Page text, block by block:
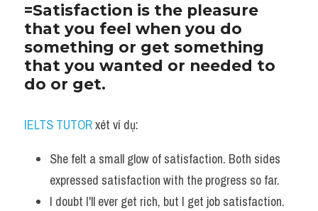
Từ vựng theo tiền tố
Task 1
Ngân hàng đề thi máy
Advice
=Satisfaction is the pleasure
that you feel when you do
something or get something
that you wanted or needed to
do or get.
IELTS TUTOR xét ví dụ:
She felt a small glow of satisfaction. Both sides
expressed satisfaction with the progress so far.
I doubt I'll ever get rich, but I get job satisfaction.